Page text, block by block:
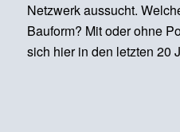
Netzwerk aussucht.
Bauform? Mit oder ohne
sich hier in den letzten 20